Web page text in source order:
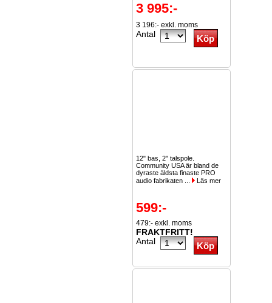
3 995:-
3 196:- exkl. moms
Antal
12" bas, 2" talspole.
Community USA är bland de
dyraste äldsta finaste PRO
audio fabrikaten ...
Läs mer
599:-
479:- exkl. moms
FRAKTFRITT!
Antal